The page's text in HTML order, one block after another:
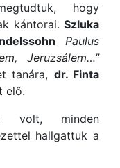
hogy
kántorai. Szluka
Paulus
Jeruzsálem…”
tanára, dr. Finta
elő.
volt, minden
hallgattuk a